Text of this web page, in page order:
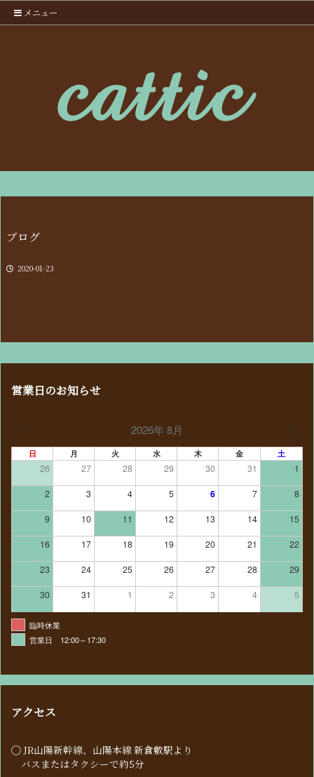
メニュー
ブログ
2020-01-23
営業日のお知らせ
2026年 8月
日 月 火 水 木 金 土
26 27 28 29 30 31 1
2 3 4 5 6 7 8
9 10 11 12 13 14 15
16 17 18 19 20 21 22
23 24 25 26 27 28 29
30 31 1 2 3 4 5
臨時休業
営業日 12:00～17:30
アクセス
◯ JR山陽新幹線、山陽本線 新倉敷駅より
バスまたはタクシーで約5分